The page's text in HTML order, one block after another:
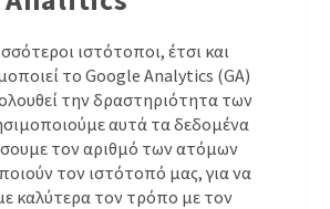
ιστότοποι, έτσι και
το Google Analytics (GA)
την δραστηριότητα των
αυτά τα δεδομένα
τον αριθμό των ατόμων
τον ιστότοπό μας, για να
καλύτερα τον τρόπο με τον